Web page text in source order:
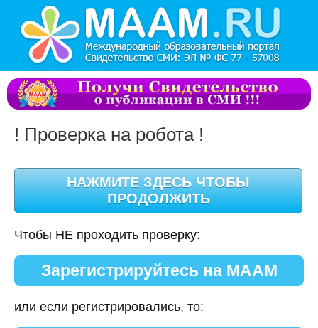
! Проверка на робота !
Чтобы НЕ проходить проверку:
Зарегистрируйтесь на МААМ
или если регистрировались, то: